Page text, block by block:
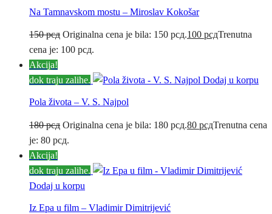
Na Tamnavskom mostu – Miroslav Kokošar
150рсд Originalna cena je bila: 150 рсд.100 рсдTrenutna
cena je: 100 рсд.
Akcija!
dok traju zalihe.
Dodaj u korpu
Pola života – V. S. Najpol
180рсд Originalna cena je bila: 180 рсд.80 рсдTrenutna cena
je: 80 рсд.
Akcija!
dok traju zalihe.
Dodaj u korpu
Iz Epa u film – Vladimir Dimitrijević